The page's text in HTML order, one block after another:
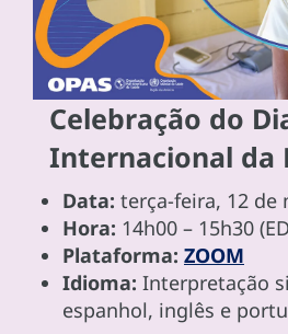
Celebração do
Internacional da
Data: terça-feira, 12 de
Hora: 14h00 – 15h30
Plataforma: ZOOM
Idioma: Interpretação
espanhol, inglês e